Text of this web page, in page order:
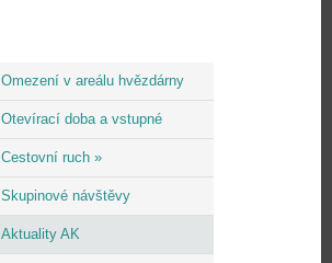
Omezení v areálu hvězdárny
Otevírací doba a vstupné
Cestovní ruch »
Skupinové návštěvy
Aktuality AK